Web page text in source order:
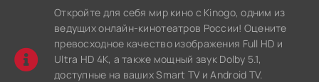
Откройте для себя мир кино с Kinogo, одним из
ведущих онлайн-кинотеатров России! Оцените
превосходное качество изображения Full HD и
Ultra HD 4K, а также мощный звук Dolby 5.1,
доступные на ваших Smart TV и Android TV.